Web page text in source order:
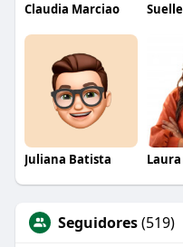
Claudia Marciao
Juliana Batista
Seguidores(519)